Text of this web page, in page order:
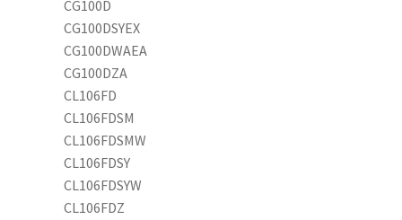
CG100D
CG100DSYEX
CG100DWAEA
CG100DZA
CL106FD
CL106FDSM
CL106FDSMW
CL106FDSY
CL106FDSYW
CL106FDZ